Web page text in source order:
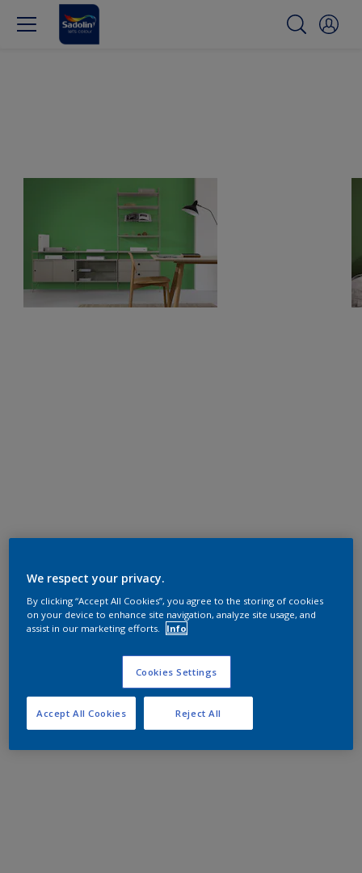
We respect your privacy.
By clicking “Accept All Cookies”, you agree to the storing of cookies
on your device to enhance site navigation, analyze site usage, and
assist in our marketing efforts.
Info
Cookies Settings
Reject All
Accept All Cookies